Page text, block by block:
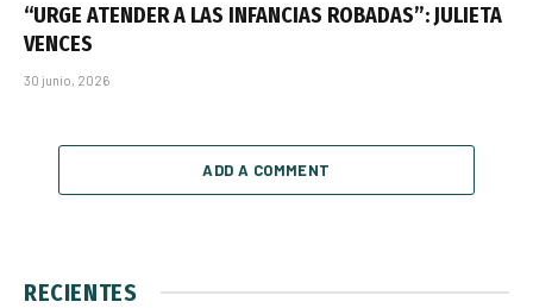
“URGE ATENDER A LAS INFANCIAS ROBADAS”: JULIETA
VENCES
30 junio, 2026
ADD A COMMENT
RECIENTES